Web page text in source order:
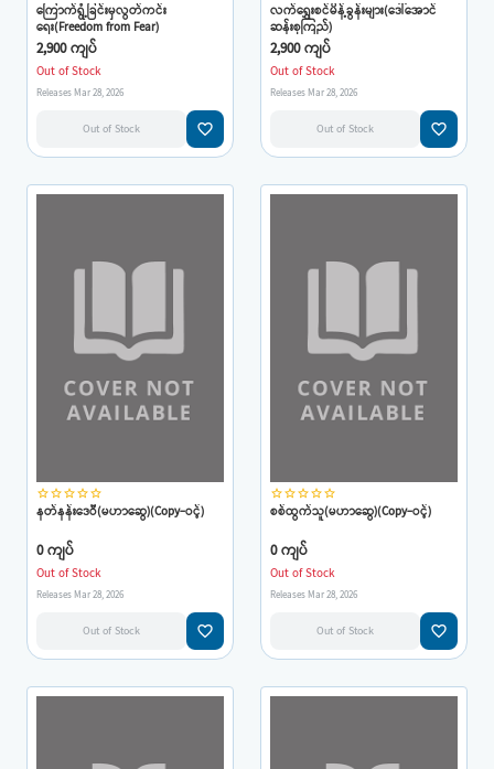
ကြောက်ရွံ့ခြင်းမှလွတ်ကင်း
ရေး(Freedom from Fear)
2,900 ကျပ်
Out of Stock
Releases Mar 28, 2026
Out of Stock favorite_border
လက်ရွှေးစင်မိန့်ခွန်းများ(ဒေါ်အောင်
ဆန်းစုကြည်)
2,900 ကျပ်
Out of Stock
Releases Mar 28, 2026
Out of Stock favorite_border
star_borderstar_borderstar_borderstar_borderstar_border
နတ်နန်းဒေဝီ(မဟာဆွေ)(Copy-ဝင့်)
0 ကျပ်
Out of Stock
Releases Mar 28, 2026
Out of Stock favorite_border
star_borderstar_borderstar_borderstar_borderstar_border
စစ်ထွက်သူ(မဟာဆွေ)(Copy-ဝင့်)
0 ကျပ်
Out of Stock
Releases Mar 28, 2026
Out of Stock favorite_border